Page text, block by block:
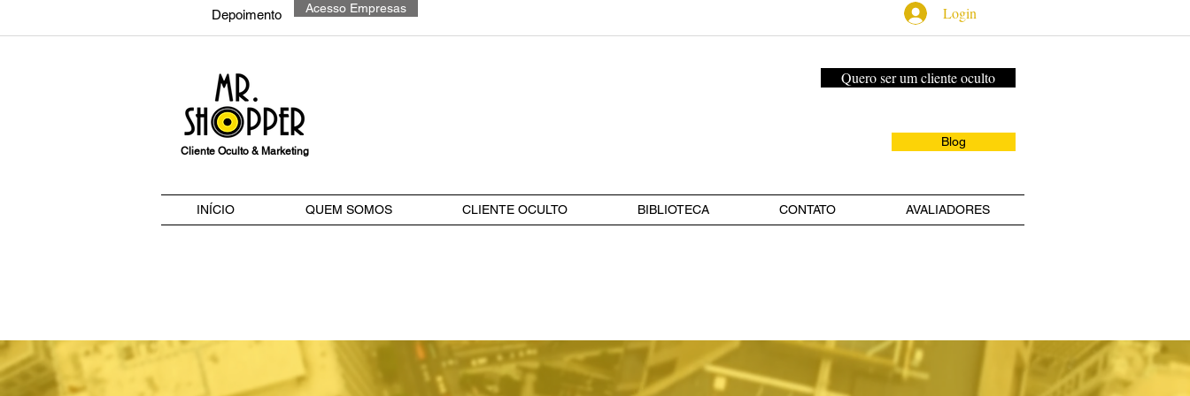
Depoimento Acesso Empresas Login
Cliente Oculto & Marketing
Quero ser um cliente oculto
Blog
INÍCIO QUEM SOMOS CLIENTE OCULTO BIBLIOTECA CONTATO AVALIADORES